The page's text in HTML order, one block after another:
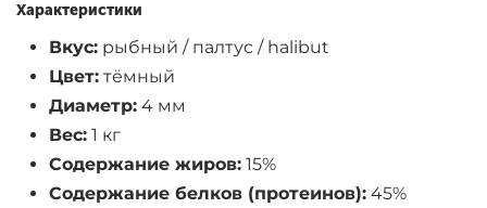
Характеристики
Вкус: рыбный / палтус / halibut
Цвет: тёмный
Диаметр: 4 мм
Вес: 1 кг
Содержание жиров: 15%
Содержание белков (протеинов): 45%